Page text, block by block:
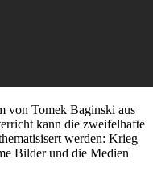
von Tomek Baginski aus
kann die zweifelhafte
werden: Krieg
Bilder und die Medien